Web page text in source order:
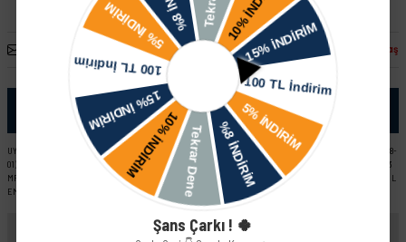
Fiyatı Düşünce Haber Ver Paylaş
Ürün Bilgisi
UYUMLU ARAÇ VE MOTOR TIPLERI: Skoda Forman L EM (89-92) Skoda Felicia Pick-Up Skoda Felicia LX - GLX (98-
01) YeniYüz Skoda Favorit L EM (89-92) Skoda Favorit LX YM (93-95) Skoda Felicia LX - GLX (95-97) Skoda Felicia 1.3
MPI Skoda Forman LX YM (93-95) Skoda Felicia Combi Skoda Favorit Pick-Up LX YM (93-95) Skoda Favorit Pick-Up L
EM (92-93)
Şans Çarkı ! 🍀